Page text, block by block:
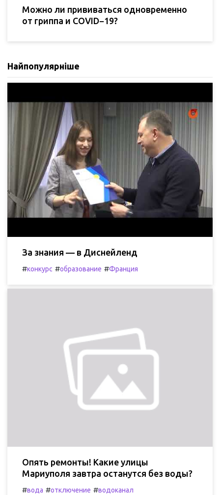
Можно ли прививаться одновременно
от гриппа и COVID−19?
Найпопулярніше
За знания — в Диснейленд
#конкурс #образование #Франция
Опять ремонты! Какие улицы
Мариуполя завтра останутся без воды?
#вода #отключение #водоканал